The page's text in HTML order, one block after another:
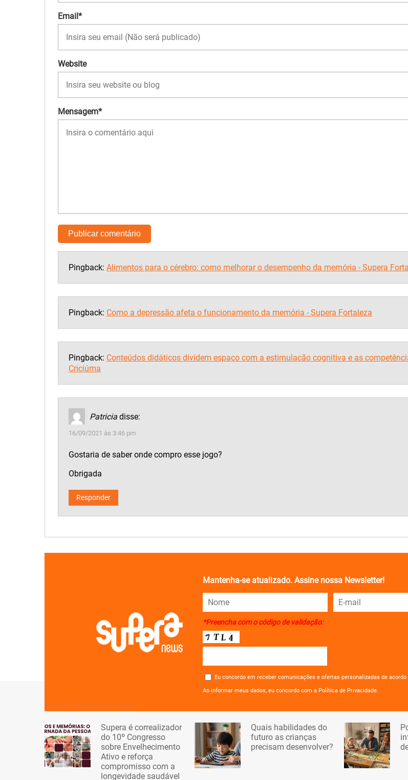
Email*
Website
Mensagem*
Pingback: Alimentos para o cérebro: como melhorar o desempenho da memória - Supera
Pingback: Como a depressão afeta o funcionamento da memória - Supera Fortaleza
Pingback: Conteúdos didáticos dividem espaço com a estimulação cognitiva e as
Criciúma
Patricia disse:
16/09/2021 às 3:46 pm
Gostaria de saber onde compro esse jogo?
Obrigada
Responder
Mantenha-se atualizado. Assine nossa Newsletter!
*Preencha com o código de validação:
Eu concordo em receber comunicações e ofertas personalizadas de
Ao informar meus dados, eu concordo com a Política de Privacidade.
Supera é correalizador
do 10º Congresso
sobre Envelhecimento
Ativo e reforça
compromisso com a
longevidade saudável
Quais habilidades do
futuro as crianças
precisam desenvolver?